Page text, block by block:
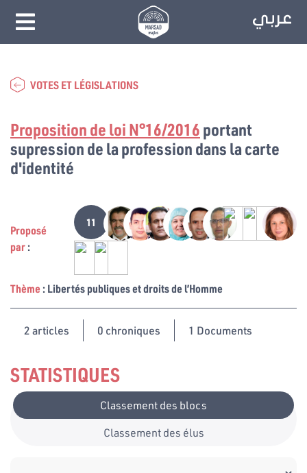
VOTES ET LÉGISLATIONS
STATISTIQUES
Classement des blocs
Classement des élus
Proposition de loi N°16/2016portant
supression de la profession dans la carte
d'identité
Proposé
par:
11
Thème: Libertés publiques et droits de l’Homme
2articles 0 chroniques 1 Documents